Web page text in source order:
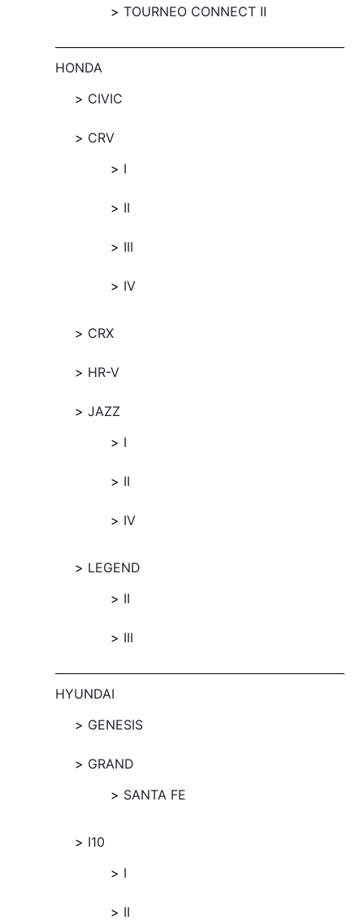
TOURNEO CONNECT II
HONDA
CIVIC
CRV
I
II
III
IV
CRX
HR-V
JAZZ
I
II
IV
LEGEND
II
III
HYUNDAI
GENESIS
GRAND
SANTA FE
I10
I
II